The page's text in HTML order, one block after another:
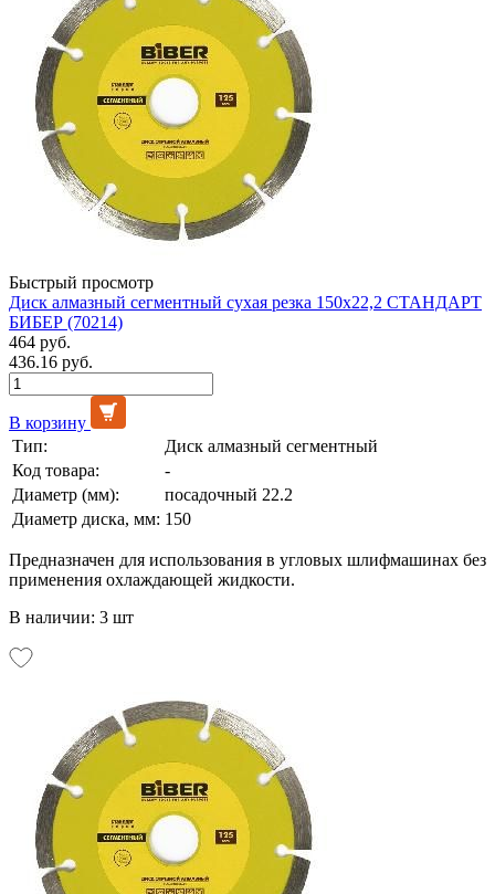
Быстрый просмотр
Диск алмазный сегментный сухая резка 150х22,2 СТАНДАРТ
БИБЕР (70214)
464 руб.
436.16 руб.
В корзину
Тип:
Диск алмазный сегментный
Код товара:
-
Диаметр (мм):
посадочный 22.2
Диаметр диска, мм: 150
Предназначен для использования в угловых шлифмашинах без
применения охлаждающей жидкости.
В наличии: 3 шт